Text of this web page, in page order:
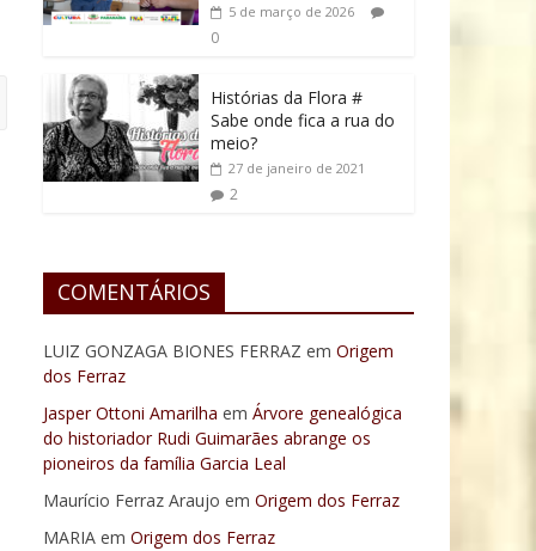
5 de março de 2026
0
Histórias da Flora #
Sabe onde fica a rua do
meio?
27 de janeiro de 2021
2
COMENTÁRIOS
LUIZ GONZAGA BIONES FERRAZ em Origem
dos Ferraz
Jasper Ottoni Amarilha em Árvore genealógica
do historiador Rudi Guimarães abrange os
pioneiros da família Garcia Leal
Maurício Ferraz Araujo em Origem dos Ferraz
MARIA em Origem dos Ferraz